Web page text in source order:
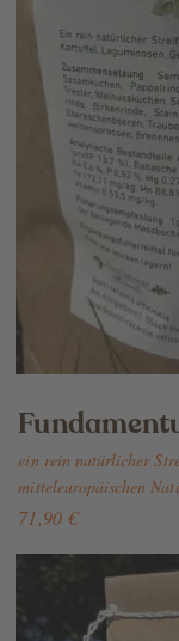
ein rein natürlicher
mitteleuropäischen
71,90 €